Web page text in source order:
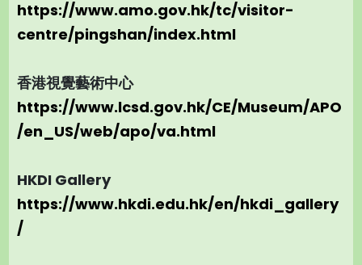
https://www.amo.gov.hk/tc/visitor-
centre/pingshan/index.html
香港視覺藝術中心
https://www.lcsd.gov.hk/CE/Museum/APO
/en_US/web/apo/va.html
HKDI Gallery
https://www.hkdi.edu.hk/en/hkdi_gallery
/